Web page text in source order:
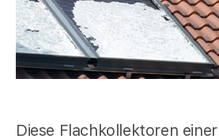
Diese Flachkollektoren einer